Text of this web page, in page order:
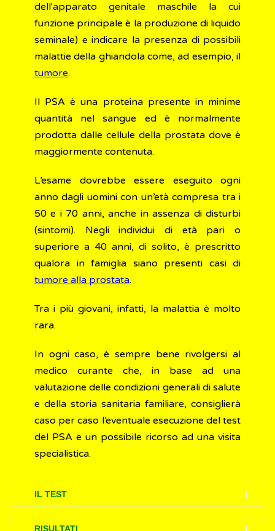
dell'apparato genitale maschile la cui
funzione principale è la produzione di liquido
seminale) e indicare la presenza di possibili
malattie della ghiandola come, ad esempio, il
tumore.
Il PSA è una proteina presente in minime
quantità nel sangue ed è normalmente
prodotta dalle cellule della prostata dove è
maggiormente contenuta.
L’esame dovrebbe essere eseguito ogni
anno dagli uomini con un’età compresa tra i
50 e i 70 anni, anche in assenza di disturbi
(sintomi). Negli individui di età pari o
superiore a 40 anni, di solito, è prescritto
qualora in famiglia siano presenti casi di
tumore alla prostata.
Tra i più giovani, infatti, la malattia è molto
rara.
In ogni caso, è sempre bene rivolgersi al
medico curante che, in base ad una
valutazione delle condizioni generali di salute
e della storia sanitaria familiare, consiglierà
caso per caso l’eventuale esecuzione del test
del PSA e un possibile ricorso ad una visita
specialistica.
IL TEST
L’analisi per effettuare il dosaggio del PSA
RISULTATI